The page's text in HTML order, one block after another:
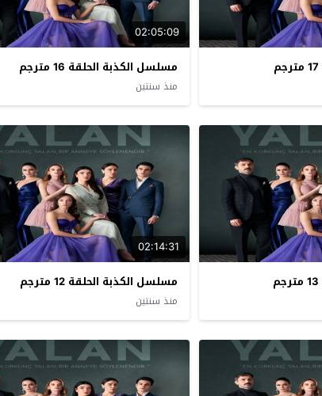
02:05:09
مسلسل الكذبة الحلقة 16 مترجم
منذ سنتين
02:14:31
مسلسل الكذبة الحلقة 12 مترجم
منذ سنتين